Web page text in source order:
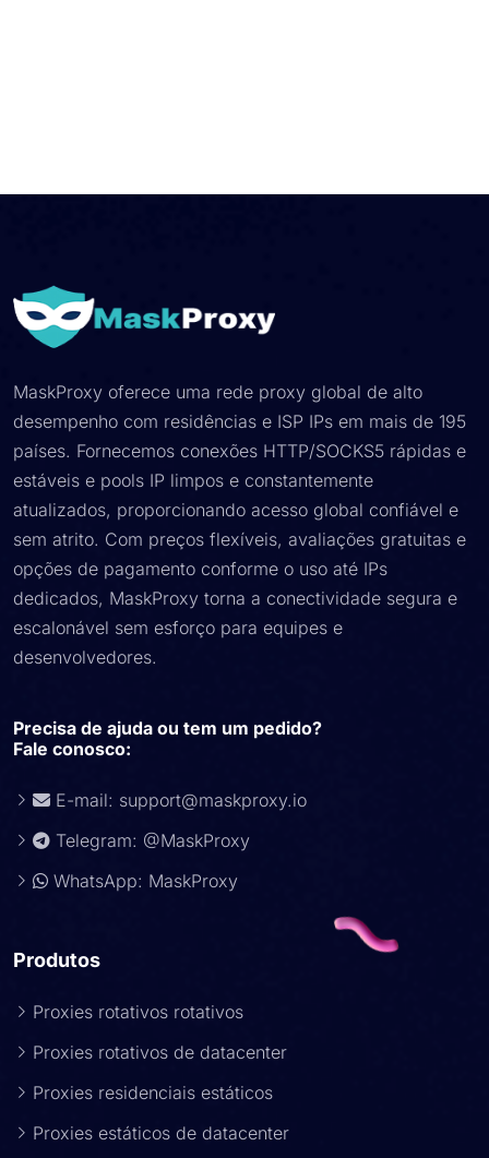
MaskProxy oferece uma rede proxy global de alto
desempenho com residências e ISP IPs em mais de 195
países. Fornecemos conexões HTTP/SOCKS5 rápidas e
estáveis ​​e pools IP limpos e constantemente
atualizados, proporcionando acesso global confiável e
sem atrito. Com preços flexíveis, avaliações gratuitas e
opções de pagamento conforme o uso até IPs
dedicados, MaskProxy torna a conectividade segura e
escalonável sem esforço para equipes e
desenvolvedores.
Precisa de ajuda ou tem um pedido?
Fale conosco:
E-mail: support@maskproxy.io
Telegram: @MaskProxy
WhatsApp: MaskProxy
Produtos
Proxies rotativos rotativos
Proxies rotativos de datacenter
Proxies residenciais estáticos
Proxies estáticos de datacenter